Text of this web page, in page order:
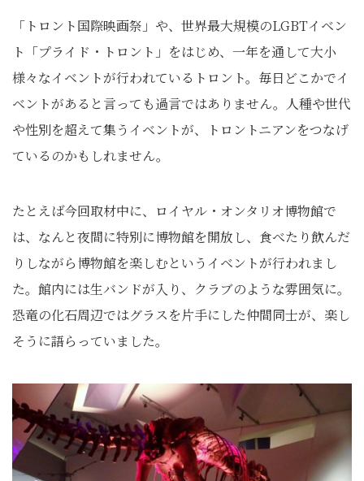
「トロント国際映画祭」や、世界最大規模のLGBTイベン
ト「プライド・トロント」をはじめ、一年を通して大小
様々なイベントが行われているトロント。毎日どこかでイ
ベントがあると言っても過言ではありません。人種や世代
や性別を超えて集うイベントが、トロントニアンをつなげ
ているのかもしれません。
たとえば今回取材中に、ロイヤル・オンタリオ博物館で
は、なんと夜間に特別に博物館を開放し、食べたり飲んだ
りしながら博物館を楽しむというイベントが行われまし
た。館内には生バンドが入り、クラブのような雰囲気に。
恐竜の化石周辺ではグラスを片手にした仲間同士が、楽し
そうに語らっていました。